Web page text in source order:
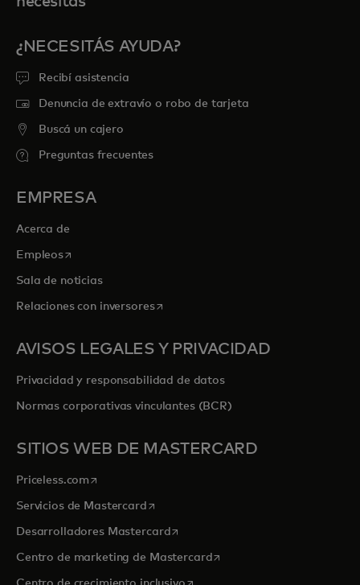
¿NECESITÁS AYUDA?
Recibí asistencia
Denuncia de extravío o robo de tarjeta
Buscá un cajero
Preguntas frecuentes
EMPRESA
Acerca de
Empleosse abre en una pestaña nueva
Sala de noticias
Relaciones con inversoresse abre en una pestaña nueva
AVISOS LEGALES Y PRIVACIDAD
Privacidad y responsabilidad de datos
Normas corporativas vinculantes (BCR)
SITIOS WEB DE MASTERCARD
Priceless.com se abre en una pestaña nueva
Servicios de Mastercardse abre en una pestaña nueva
Desarrolladores Mastercardse abre en una pestaña nueva
Centro de marketing de Mastercardse abre en una pestaña
se abre en una pestaña nueva